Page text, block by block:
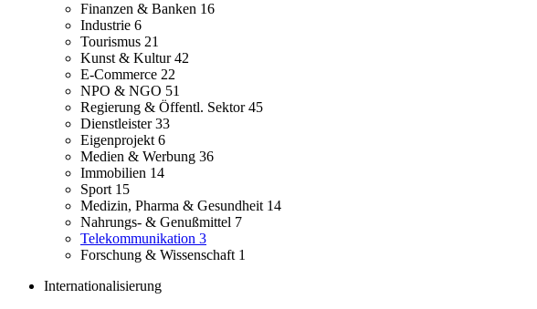
Finanzen & Banken 16
Industrie 6
Tourismus 21
Kunst & Kultur42
E-Commerce 22
NPO & NGO 51
Regierung & Öffentl. Sektor45
Dienstleister33
Eigenprojekt 6
Medien & Werbung 36
Immobilien 14
Sport 15
Medizin, Pharma & Gesundheit 14
Nahrungs- & Genußmittel 7
Telekommunikation 3
Forschung & Wissenschaft 1
Internationalisierung